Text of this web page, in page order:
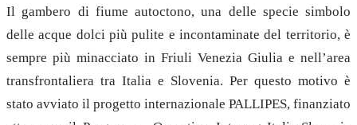
Il gambero di fiume autoctono, una delle specie simbolo
delle acque dolci più pulite e incontaminate del territorio, è
sempre più minacciato in Friuli Venezia Giulia e nell’area
transfrontaliera tra Italia e Slovenia. Per questo motivo è
stato avviato il progetto internazionale PALLIPES, finanziato